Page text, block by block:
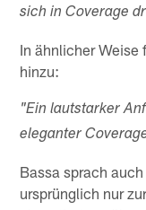
sich in Coverage
In ähnlicher Weise
hinzu:
"Ein lautstarker
eleganter
Bassa sprach
ursprünglich nur